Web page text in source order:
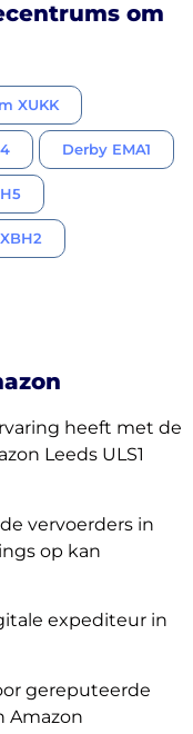
om
XUKK
Derby EMA1
heeft met de
Leeds ULS1
vervoerders in
op kan
expediteur in
gereputeerde
Amazon